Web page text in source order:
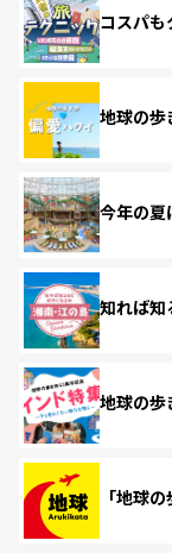
コスパ
地球の
今年の夏
知れば知
地球の歩
「地球